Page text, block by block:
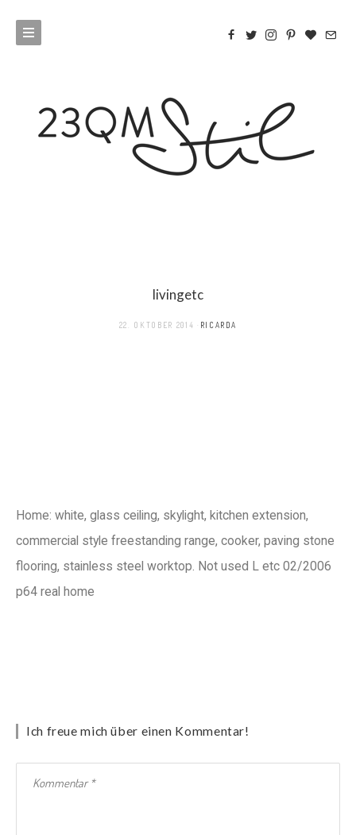
livingetc
22. OKTOBER 2014 RICARDA
Home: white, glass ceiling, skylight, kitchen extension,
commercial style freestanding range, cooker, paving stone
flooring, stainless steel worktop. Not used L etc 02/2006
p64 real home
Ich freue mich über einen Kommentar!